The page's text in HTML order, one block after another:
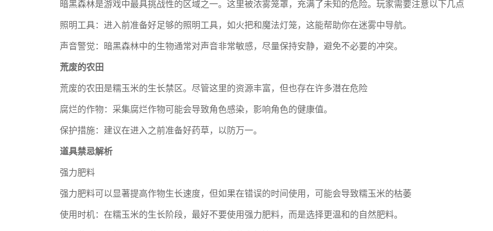
暗黑森林是游戏中最具挑战性的区域之一。这里被浓雾笼罩，充满了未知的危险。玩家需要注意以下几点
照明工具：进入前准备好足够的照明工具，如火把和魔法灯笼，这能帮助你在迷雾中导航。
声音警觉：暗黑森林中的生物通常对声音非常敏感，尽量保持安静，避免不必要的冲突。
荒废的农田
荒废的农田是糯玉米的生长禁区。尽管这里的资源丰富，但也存在许多潜在危险
腐烂的作物：采集腐烂作物可能会导致角色感染，影响角色的健康值。
保护措施：建议在进入之前准备好药草，以防万一。
道具禁忌解析
强力肥料
强力肥料可以显著提高作物生长速度，但如果在错误的时间使用，可能会导致糯玉米的枯萎
使用时机：在糯玉米的生长阶段，最好不要使用强力肥料，而是选择更温和的自然肥料。